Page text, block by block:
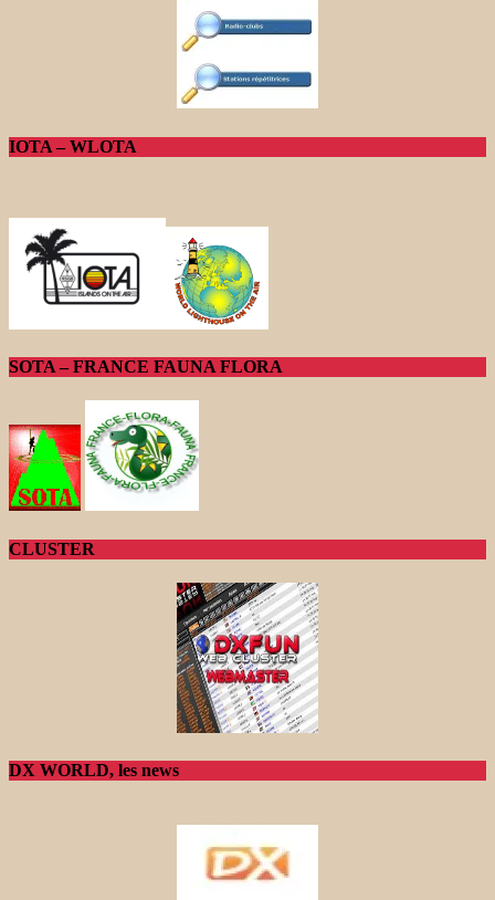
IOTA – WLOTA
SOTA – FRANCE FAUNA FLORA
CLUSTER
DX WORLD, les news